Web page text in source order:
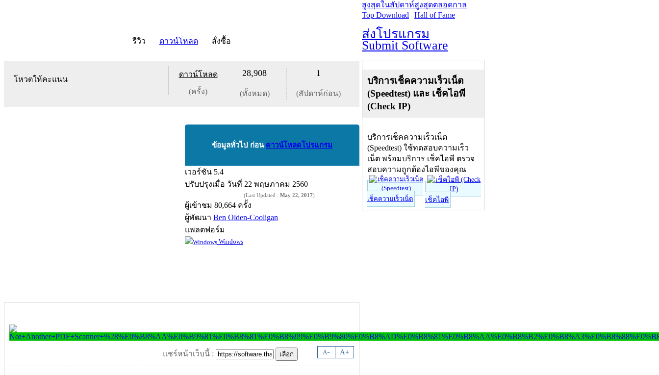
รีวิว ดาวน์โหลด สั่งซื้อ
โหวตให้คะแนน
ดาวน์โหลด
(ครั้ง)
28,908
(ทั้งหมด)
1
(สัปดาห์ก่อน)
ข้อมูลทั่วไป ก่อน ดาวน์โหลดโปรแกรม
เวอร์ชัน 5.4
ปรับปรุงเมื่อ วันที่ 22 พฤษภาคม 2560
(Last Updated : May 22, 2017)
ผู้เข้าชม 80,664 ครั้ง
ผู้พัฒนา Ben Olden-Cooligan
แพลตฟอร์ม
Windows
A- A+
แชร์หน้าเว็บนี้ :
สูงสุดในสัปดาห์
Top Download
สูงสุดตลอดกาล
Hall of Fame
ส่งโปรแกรม
Submit Software
บริการเช็คความเร็วเน็ต
(Speedtest) และ เช็คไอพี
(Check IP)
บริการเช็คความเร็วเน็ต
(Speedtest) ใช้ทดสอบความเร็ว
เน็ต พร้อมบริการ เช็คไอพี ตรวจ
สอบความถูกต้องไอพีของคุณ
เช็คความเร็วเน็ต เช็คไอพี